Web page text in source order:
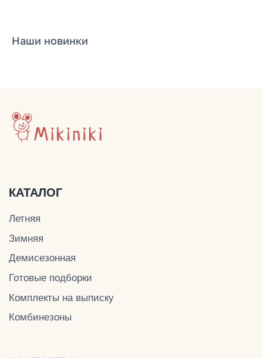
Наши новинки
Комбинезоны
ОГРНИП 324774600201687
Оплата и доставка